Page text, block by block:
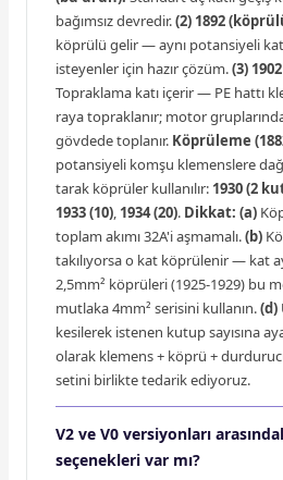
bağımsız devredir.(2) 1892
köprülü gelir — aynı potansiyeli
isteyenler için hazır çözüm.(3)
Topraklama katı içerir — PE hattı
raya topraklanır; motor
gövdede toplanır. Köprüleme
potansiyeli komşu klemenslere
tarak köprüler kullanılır: 1930 (2
1933 (10), 1934 (20). Dikkat: (a)
toplam akımı 32A'i aşmamalı.(b)
takılıyorsa o kat köprülenir — kat
2,5mm² köprüleri (1925-1929) bu
mutlaka 4mm² serisini kullanın.(d)
kesilerek istenen kutup sayısına
olarak klemens + köprü +
setini birlikte tedarik ediyoruz.
V2 ve V0 versiyonları
seçenekleri var mı?